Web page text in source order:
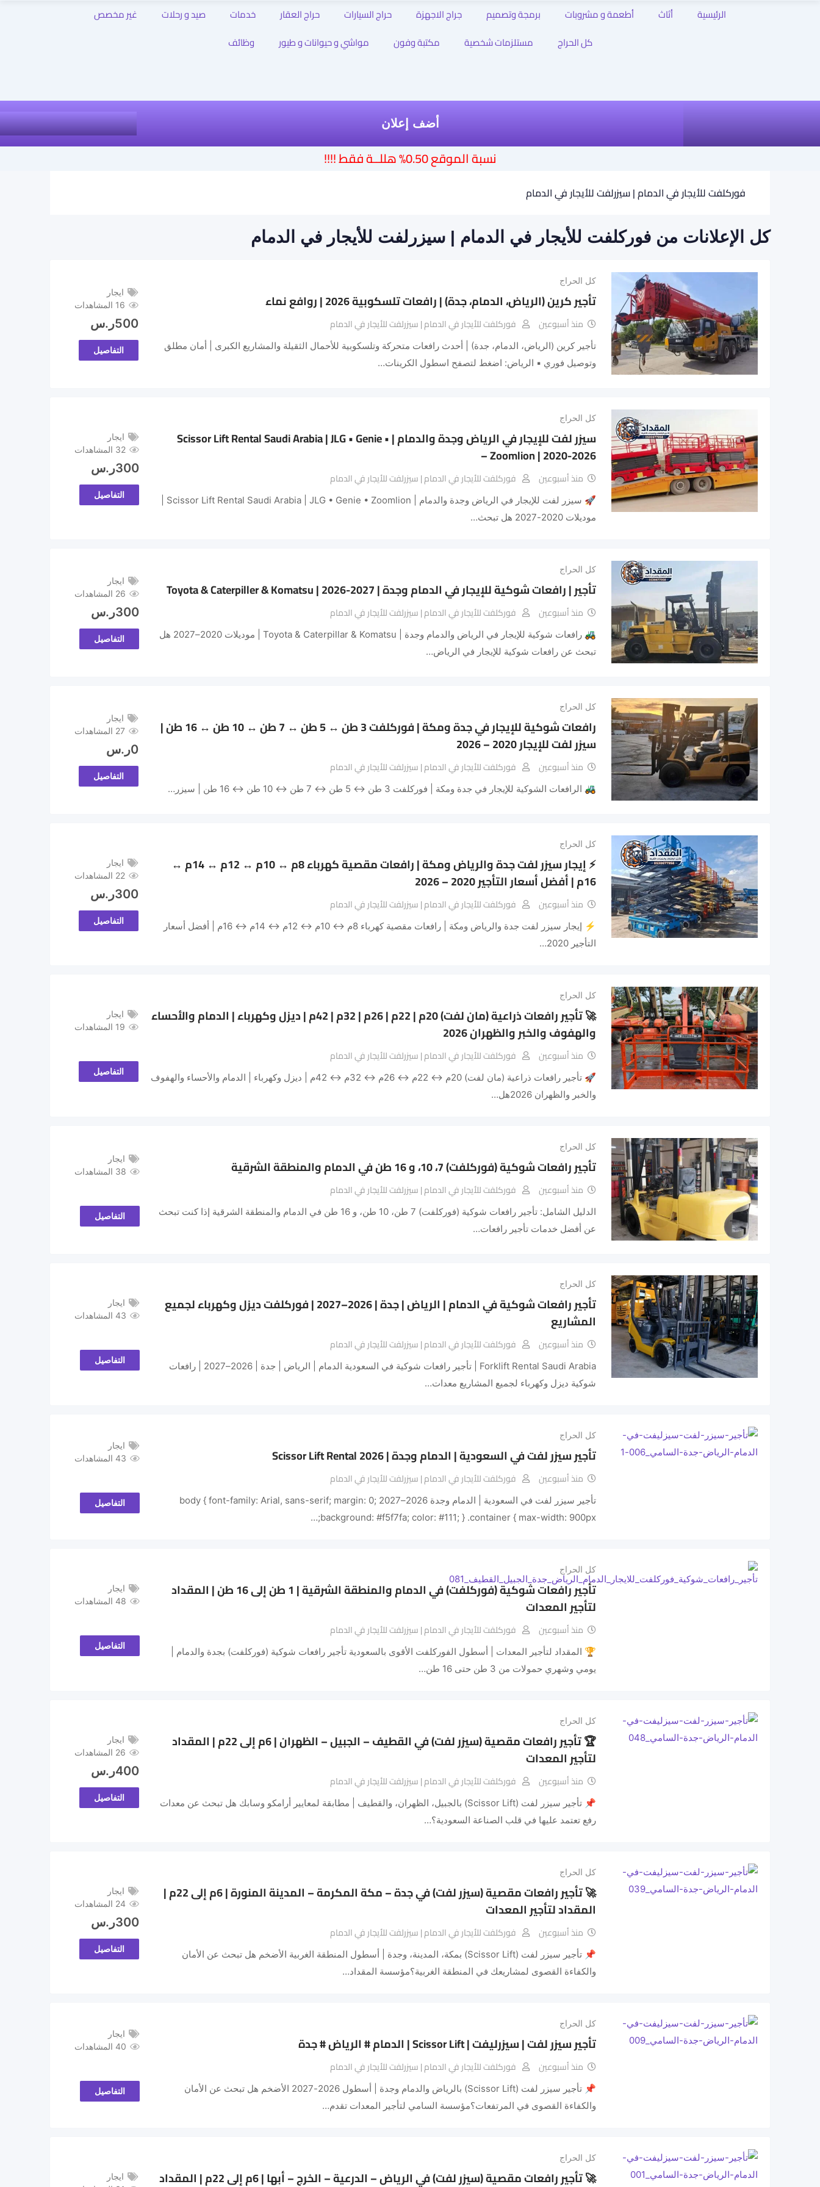
الرئيسية أثاث أطعمة و مشروبات برمجة وتصميم جراج الاجهزة حراج السيارات حراج العقار خدمات صيد و رحلات
غير مخصص
كل الحراج
مستلزمات شخصية مكتبة وفون مواشي و حيوانات و طيور وظائف
أضف إعلان
نسبة الموقع 0.50% هللــة فقط !!!!
فوركلفت للأيجار في الدمام | سيزرلفت للأيجار في الدمام
كل الإعلانات من فوركلفت للأيجار في الدمام | سيزرلفت للأيجار في الدمام
كل الحراج
تأجير كرين (الرياض، الدمام، جدة) | رافعات تلسكوبية 2026 | روافع نماء
منذ أسبوعين فوركلفت للأيجار في الدمام | سيزرلفت للأيجار في الدمام
تأجير كرين (الرياض، الدمام، جدة) | أحدث رافعات متحركة وتلسكوبية للأحمال الثقيلة والمشاريع الكبرى | أمان مطلق
وتوصيل فوري ▪︎ الرياض: اضغط لتصفح اسطول الكرينات…
ايجار
16 المشاهدات
500ر.س
التفاصيل
كل الحراج
سيزر لفت للإيجار في الرياض وجدة والدمام | Scissor Lift Rental Saudi Arabia | JLG • Genie •
Zoomlion | 2020-2026 –
منذ أسبوعين فوركلفت للأيجار في الدمام | سيزرلفت للأيجار في الدمام
موديلات 2020-2027 هل تبحث…
ايجار
32 المشاهدات
300ر.س
التفاصيل
كل الحراج
تأجير | رافعات شوكية للإيجار في الدمام وجدة | Toyota & Caterpiller & Komatsu | 2026-2027
منذ أسبوعين فوركلفت للأيجار في الدمام | سيزرلفت للأيجار في الدمام
🚜 رافعات شوكية للإيجار في الرياض والدمام وجدة | Toyota & Caterpillar & Komatsu | موديلات 2020–2027 هل
تبحث عن رافعات شوكية للإيجار في الرياض…
ايجار
26 المشاهدات
300ر.س
التفاصيل
كل الحراج
رافعات شوكية للإيجار في جدة ومكة | فوركلفت 3 طن ↔ 5 طن ↔ 7 طن ↔ 10 طن ↔ 16 طن |
سيزر لفت للإيجار 2020 – 2026
منذ أسبوعين فوركلفت للأيجار في الدمام | سيزرلفت للأيجار في الدمام
🚜 الرافعات الشوكية للإيجار في جدة ومكة | فوركلفت 3 طن ↔ 5 طن ↔ 7 طن ↔ 10 طن ↔ 16 طن | سيزر…
ايجار
27 المشاهدات
0ر.س
التفاصيل
كل الحراج
⚡ إيجار سيزر لفت جدة والرياض ومكة | رافعات مقصية كهرباء 8م ↔ 10م ↔ 12م ↔ 14م ↔
16م | أفضل أسعار التأجير 2020 – 2026
منذ أسبوعين فوركلفت للأيجار في الدمام | سيزرلفت للأيجار في الدمام
⚡ إيجار سيزر لفت جدة والرياض ومكة | رافعات مقصية كهرباء 8م ↔ 10م ↔ 12م ↔ 14م ↔ 16م | أفضل أسعار
التأجير 2020…
ايجار
22 المشاهدات
300ر.س
التفاصيل
كل الحراج
🚀 تأجير رافعات ذراعية (مان لفت) 20م | 22م | 26م | 32م | 42م | ديزل وكهرباء | الدمام والأحساء
والهفوف والخبر والظهران 2026
منذ أسبوعين فوركلفت للأيجار في الدمام | سيزرلفت للأيجار في الدمام
🚀 تأجير رافعات ذراعية (مان لفت) 20م ↔ 22م ↔ 26م ↔ 32م ↔ 42م | ديزل وكهرباء | الدمام والأحساء والهفوف
والخبر والظهران 2026هل…
ايجار
19 المشاهدات
التفاصيل
كل الحراج
تأجير رافعات شوكية (فوركلفت) 7، 10، و 16 طن في الدمام والمنطقة الشرقية
منذ أسبوعين فوركلفت للأيجار في الدمام | سيزرلفت للأيجار في الدمام
الدليل الشامل: تأجير رافعات شوكية (فوركلفت) 7 طن، 10 طن، و 16 طن في الدمام والمنطقة الشرقية إذا كنت تبحث
عن أفضل خدمات تأجير رافعات…
ايجار
38 المشاهدات
التفاصيل
كل الحراج
تأجير رافعات شوكية في الدمام | الرياض | جدة | 2026–2027 | فوركلفت ديزل وكهرباء لجميع
المشاريع
منذ أسبوعين فوركلفت للأيجار في الدمام | سيزرلفت للأيجار في الدمام
Forklift Rental Saudi Arabia | تأجير رافعات شوكية في السعودية الدمام | الرياض | جدة | 2026–2027 | رافعات
شوكية ديزل وكهرباء لجميع المشاريع معدات…
ايجار
43 المشاهدات
التفاصيل
كل الحراج
تأجير سيزر لفت في السعودية | الدمام وجدة | Scissor Lift Rental 2026
منذ أسبوعين فوركلفت للأيجار في الدمام | سيزرلفت للأيجار في الدمام
تأجير سيزر لفت في السعودية | الدمام وجدة 2026–2027 body { font-family: Arial, sans-serif; margin: 0;
background: #f5f7fa; color: #111; } .container { max-width: 900px;…
ايجار
43 المشاهدات
التفاصيل
كل الحراج
تأجير رافعات شوكية (فوركلفت) في الدمام والمنطقة الشرقية | 1 طن إلى 16 طن | المقداد
لتأجير المعدات
منذ أسبوعين فوركلفت للأيجار في الدمام | سيزرلفت للأيجار في الدمام
🏆 المقداد لتأجير المعدات | أسطول الفوركلفت الأقوى بالسعودية تأجير رافعات شوكية (فوركلفت) بجدة والدمام |
يومي وشهري حمولات من 3 طن حتى 16 طن…
ايجار
48 المشاهدات
التفاصيل
كل الحراج
🏆 تأجير رافعات مقصية (سيزر لفت) في القطيف – الجبيل – الظهران | 6م إلى 22م | المقداد
لتأجير المعدات
منذ أسبوعين فوركلفت للأيجار في الدمام | سيزرلفت للأيجار في الدمام
📌 تأجير سيزر لفت (Scissor Lift) بالجبيل، الظهران، والقطيف | مطابقة لمعايير أرامكو وسابك هل تبحث عن معدات
رفع تعتمد عليها في قلب الصناعة السعودية؟…
ايجار
26 المشاهدات
400ر.س
التفاصيل
كل الحراج
🚀 تأجير رافعات مقصية (سيزر لفت) في جدة – مكة المكرمة – المدينة المنورة | 6م إلى 22م |
المقداد لتأجير المعدات
منذ أسبوعين فوركلفت للأيجار في الدمام | سيزرلفت للأيجار في الدمام
📌 تأجير سيزر لفت (Scissor Lift) بمكة، المدينة، وجدة | أسطول المنطقة الغربية الأضخم هل تبحث عن الأمان
والكفاءة القصوى لمشاريعك في المنطقة الغربية؟مؤسسة المقداد…
ايجار
24 المشاهدات
300ر.س
التفاصيل
كل الحراج
تأجير سيزر لفت | سيزرليفت | Scissor Lift | الدمام # الرياض # جدة
منذ أسبوعين فوركلفت للأيجار في الدمام | سيزرلفت للأيجار في الدمام
📌 تأجير سيزر لفت (Scissor Lift) بالرياض والدمام وجدة | أسطول 2026-2027 الأضخم هل تبحث عن الأمان
والكفاءة القصوى في المرتفعات؟مؤسسة السامي لتأجير المعدات تقدم…
ايجار
40 المشاهدات
التفاصيل
كل الحراج
🚀 تأجير رافعات مقصية (سيزر لفت) في الرياض – الدرعية – الخرج – أبها | 6م إلى 22م | المقداد
ايجار